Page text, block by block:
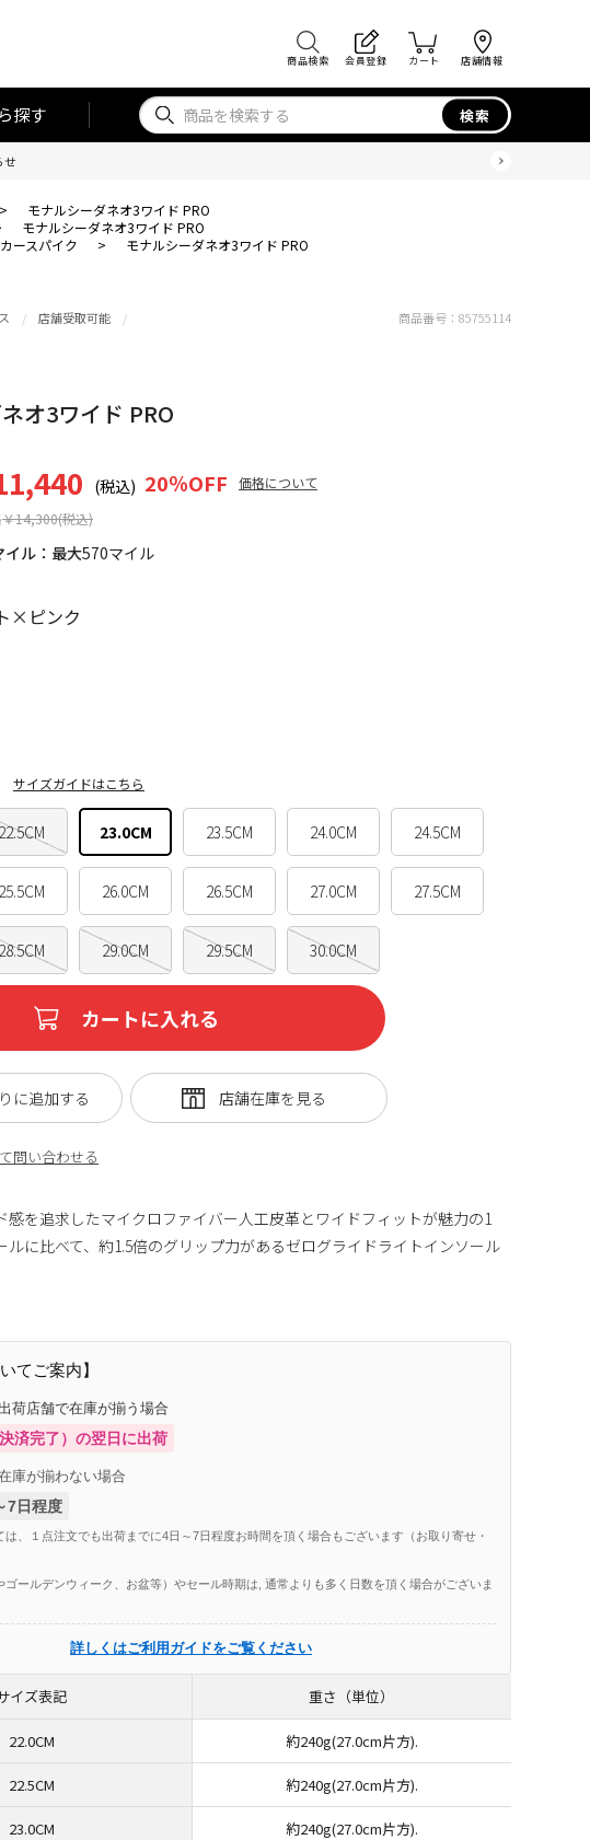
商品検索 会員登録 カート 店舗情報
探す 検索
せ
>
モナルシーダネオ3ワイド PRO
モナルシーダネオ3ワイド PRO
ースパイク > モナルシーダネオ3ワイド PRO
イル：最大570マイル
店舗受取可能
オ3ワイド PRO
￥14,300(税込)
(税込) 20％OFF 価格について
×ピンク
22.5CM 23.0CM 23.5CM 24.0CM 24.5CM
25.5CM 26.0CM 26.5CM 27.0CM 27.5CM
28.5CM 29.0CM 29.5CM 30.0CM
サイズガイドはこちら
カートに入れる
問い合わせる
に追加する
商品番号： 85755114
感を追求したマイクロファイバー人工皮革とワイドフィットが魅力の1
ルに比べて、約1.5倍のグリップ力があるゼログライドライトインソール
てご案内】
荷店舗で在庫が揃う場合
済完了）の翌日に出荷
庫が揃わない場合
7日程度
、１点注文でも出荷までに4日～7日程度お時間を頂く場合もございます（お取り寄せ・
ールデンウィーク、お盆等）やセール時期は, 通常よりも多く日数を頂く場合がございま
詳しくはご利用ガイドをご覧ください
イズ表記 重さ（単位）
22.0CM 約240g(27.0cm片方).
22.5CM 約240g(27.0cm片方).
23.0CM 約240g(27.0cm片方).